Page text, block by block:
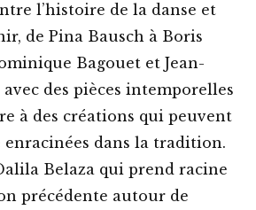
l’histoire de la danse et
de Pina Bausch à Boris
Bagouet et Jean-
des pièces intemporelles
à des créations qui peuvent
dans la tradition.
Belaza qui prend racine
précédente autour de